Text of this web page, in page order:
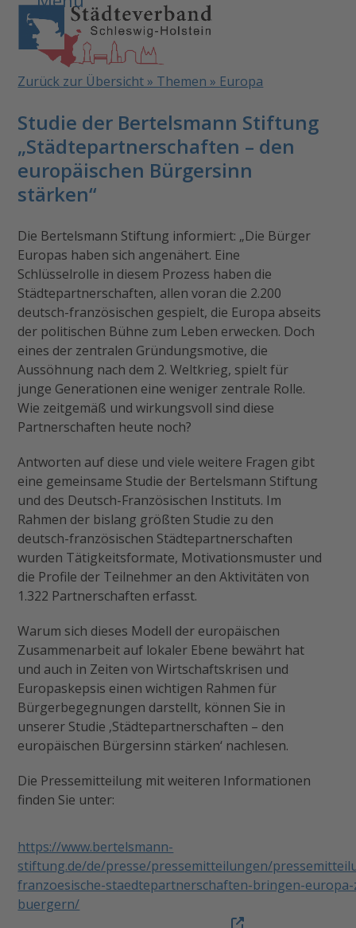
Skip
content
Open
mobile
menu
Close
mobile
menu
Zurück zur Übersicht » Themen » Europa
Studie der Bertelsmann Stiftung
„Städtepartnerschaften – den
europäischen Bürgersinn
stärken“
Die Bertelsmann Stiftung informiert: „Die Bürger
Europas haben sich angenähert. Eine
Schlüsselrolle in diesem Prozess haben die
Städtepartnerschaften, allen voran die 2.200
deutsch-französischen gespielt, die Europa abseits
der politischen Bühne zum Leben erwecken. Doch
eines der zentralen Gründungsmotive, die
Aussöhnung nach dem 2. Weltkrieg, spielt für
junge Generationen eine weniger zentrale Rolle.
Wie zeitgemäß und wirkungsvoll sind diese
Partnerschaften heute noch?
Antworten auf diese und viele weitere Fragen gibt
eine gemeinsame Studie der Bertelsmann Stiftung
und des Deutsch-Französischen Instituts. Im
Rahmen der bislang größten Studie zu den
deutsch-französischen Städtepartnerschaften
wurden Tätigkeitsformate, Motivationsmuster und
die Profile der Teilnehmer an den Aktivitäten von
1.322 Partnerschaften erfasst.
Warum sich dieses Modell der europäischen
Zusammenarbeit auf lokaler Ebene bewährt hat
und auch in Zeiten von Wirtschaftskrisen und
Europaskepsis einen wichtigen Rahmen für
Bürgerbegegnungen darstellt, können Sie in
unserer Studie ‚Städtepartnerschaften – den
europäischen Bürgersinn stärken‘ nachlesen.
Die Pressemitteilung mit weiteren Informationen
finden Sie unter:
https://www.bertelsmann-
stiftung.de/de/presse/pressemitteilungen/
franzoesische-staedtepartnerschaften-bringen-
buergern/